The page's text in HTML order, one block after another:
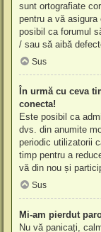
sunt ortografiate
pentru a vă
posibil ca forumul
/ sau să aibă
Sus
În urmă cu ceva
conecta!
Este posibil ca
dvs. din anumite
periodic utilizatorii
timp pentru a
vă din nou și
Sus
Mi-am pierdut
Nu vă panicați,